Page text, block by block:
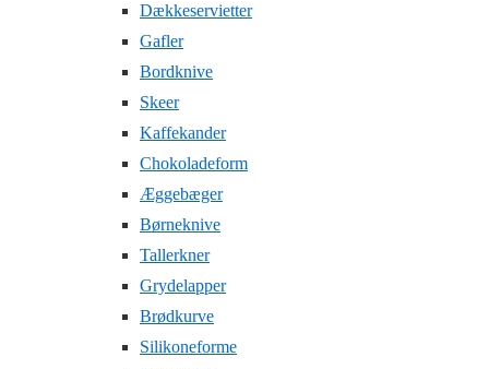
Dækkeservietter
Gafler
Bordknive
Skeer
Kaffekander
Chokoladeform
Æggebæger
Børneknive
Tallerkner
Grydelapper
Brødkurve
Silikoneforme